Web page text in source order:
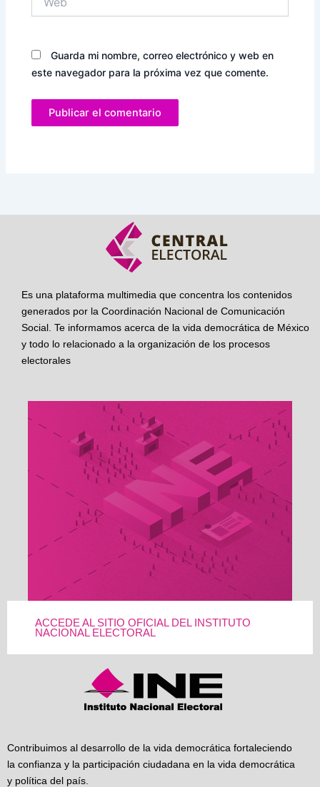
Guarda mi nombre, correo electrónico y web en
este navegador para la próxima vez que comente.
Es una plataforma multimedia que concentra los contenidos
generados por la Coordinación Nacional de Comunicación
Social. Te informamos acerca de la vida democrática de México
y todo lo relacionado a la organización de los procesos
electorales
ACCEDE AL SITIO OFICIAL DEL INSTITUTO
NACIONAL ELECTORAL
Contribuimos al desarrollo de la vida democrática fortaleciendo
la confianza y la participación ciudadana en la vida democrática
y política del país.